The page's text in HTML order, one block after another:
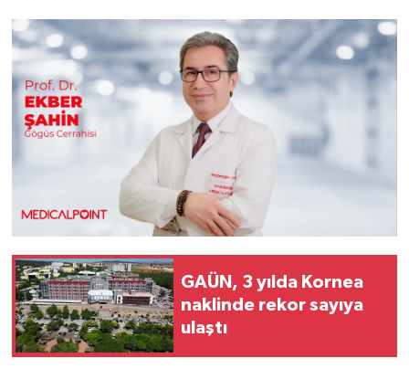
GAÜN, 3 yılda Kornea
naklinde rekor sayıya
ulaştı